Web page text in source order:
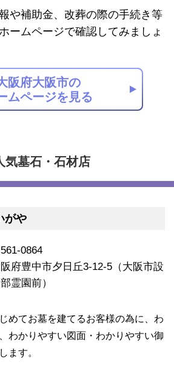
や補助金、改葬の際の手続き等
ームページで確認してみましょ
阪府大阪市の
ムページを見る
気墓石・石材店
がや
0864
府豊中市夕日丘3-12-5（大阪市設
霊園前）
めてお墓を建てるお客様の為に、わ
わかりやすい図面・わかりやすい御
ます。